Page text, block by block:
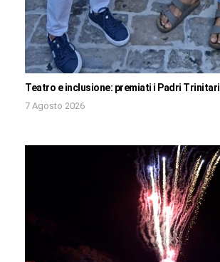
Teatro e inclusione: premiati i Padri Trinitari
7 Agosto 2026